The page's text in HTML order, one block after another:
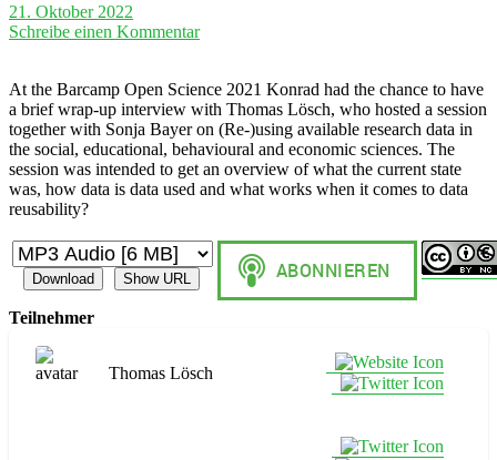
21. Oktober 2022
Schreibe einen Kommentar
At the Barcamp Open Science 2021 Konrad had the chance to have
a brief wrap-up interview with Thomas Lösch, who hosted a session
together with Sonja Bayer on (Re-)using available research data in
the social, educational, behavioural and economic sciences. The
session was intended to get an overview of what the current state
was, how data is data used and what works when it comes to data
reusability?
Download Show URL
Teilnehmer
Thomas Lösch